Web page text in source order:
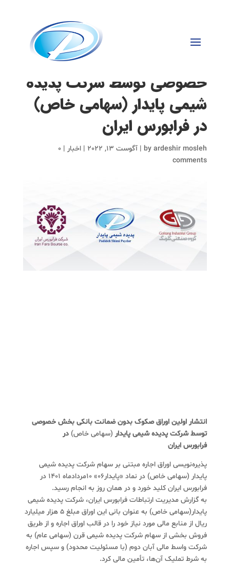
انتشار اولین اوراق صکوک
بدون ضمانت بانکی بخش
خصوصی توسط شرکت پدیده
شیمی پایدار (سهامی خاص)
در فرابورس ایران
byardeshir mosleh
| آگوست 13, 2022 | اخبار|
0
comments
انتشار اولین اوراق صکوک بدون ضمانت بانکی بخش خصوصی
توسط شرکت پدیده شیمی پایدار (سهامی خاص) در
فرابورس ایران
پذیره‌نویسی اوراق اجاره مبتنی بر سهام شرکت پدیده شیمی
پایدار (سهامی خاص) در نماد «پایدار06» 10مردادماه 1401 در
فرابورس ایران کلید خورد و در همان روز به انجام رسید.
به گزارش مدیریت ارتباطات فرابورس ایران، شرکت پدیده شیمی
پایدار(سهامی خاص) به عنوان بانی این اوراق مبلغ 5 هزار میلیارد
ریال از منابع مالی مورد نیاز خود را در قالب اوراق اجاره و از طریق
فروش بخشی از سهام شرکت پدیده شیمی قرن (سهامی عام) به
شرکت واسط مالی آبان دوم (با مسئولیت محدود) و سپس اجاره
به شرط تملیک آن‌ها، تأمین مالی کرد.